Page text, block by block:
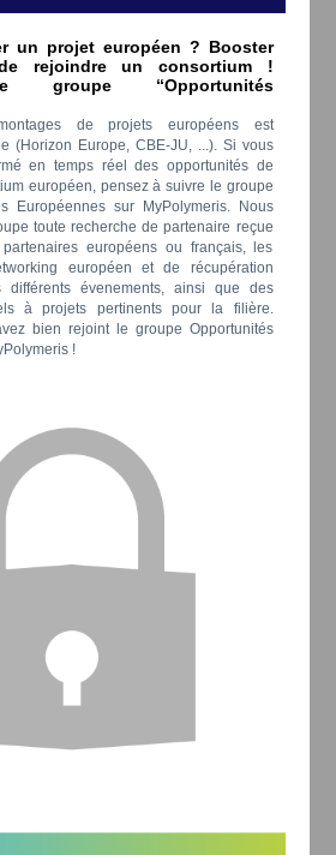
un projet européen ? Booster
rejoindre un consortium !
groupe “Opportunités
de projets européens est
(Horizon Europe, CBE-JU, ...). Si vous
en temps réel des opportunités de
européen, pensez à suivre le groupe
Européennes sur MyPolymeris. Nous
toute recherche de partenaire reçue
européens ou français, les
européen et de récupération
différents évenements, ainsi que des
à projets pertinents pour la filière.
bien rejoint le groupe Opportunités
!